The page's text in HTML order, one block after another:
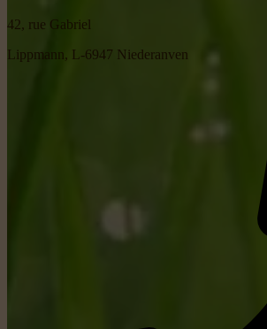
42, rue Gabriel
Lippmann, L-6947 Niederanven